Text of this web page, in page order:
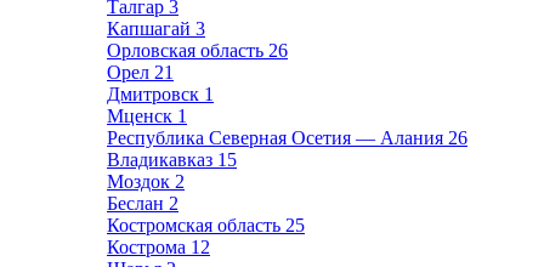
Талгар 3
Капшагай 3
Орловская область 26
Орел 21
Дмитровск 1
Мценск 1
Республика Северная Осетия — Алания 26
Владикавказ 15
Моздок 2
Беслан 2
Костромская область 25
Кострома 12